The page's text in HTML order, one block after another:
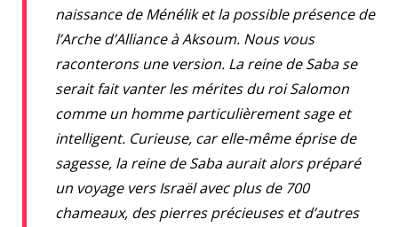
naissance de Ménélik et la possible présence de
l’Arche d’Alliance à Aksoum. Nous vous
raconterons une version. La reine de Saba se
serait fait vanter les mérites du roi Salomon
comme un homme particulièrement sage et
intelligent. Curieuse, car elle-même éprise de
sagesse, la reine de Saba aurait alors préparé
un voyage vers Israël avec plus de 700
chameaux, des pierres précieuses et d’autres